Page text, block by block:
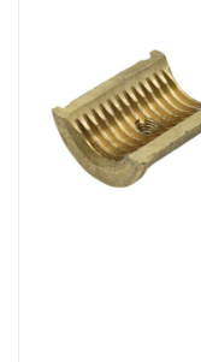
Alles om te Frezen |
Alles om te Draaien |